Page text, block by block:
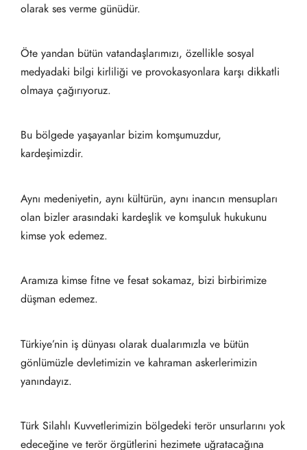
olarak ses verme günüdür.
Öte yandan bütün vatandaşlarımızı, özellikle sosyal
medyadaki bilgi kirliliği ve provokasyonlara karşı dikkatli
olmaya çağırıyoruz.
Bu bölgede yaşayanlar bizim komşumuzdur,
kardeşimizdir.
Aynı medeniyetin, aynı kültürün, aynı inancın mensupları
olan bizler arasındaki kardeşlik ve komşuluk hukukunu
kimse yok edemez.
Aramıza kimse fitne ve fesat sokamaz, bizi birbirimize
düşman edemez.
Türkiye’nin iş dünyası olarak dualarımızla ve bütün
gönlümüzle devletimizin ve kahraman askerlerimizin
yanındayız.
Türk Silahlı Kuvvetlerimizin bölgedeki terör unsurlarını yok
edeceğine ve terör örgütlerini hezimete uğratacağına